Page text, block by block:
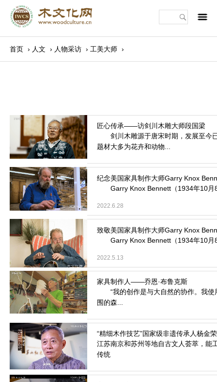
首页 › 人文 › 人物采访 › 工美大师 ›
剑川木雕源于唐宋时期，发展至今已
题材大多为花卉和动物...
2022.8.23
Garry Knox Bennett（1934年10月
2022.6.28
Garry Knox Bennett（1934年10月
2022.5.13
“我的创作是与大自然的协作。我使
围的森...
2021.11.18
江苏南京和苏州等地自古文人荟萃，能
传统
2021.1.6